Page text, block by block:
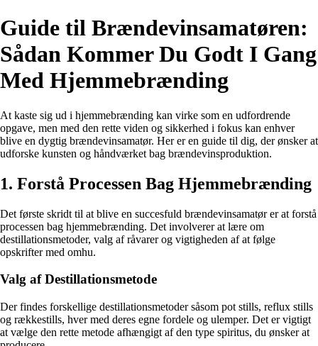
Guide til Brændevinsamatøren:
Sådan Kommer Du Godt I Gang
Med Hjemmebrænding
At kaste sig ud i hjemmebrænding kan virke som en udfordrende
opgave, men med den rette viden og sikkerhed i fokus kan enhver
blive en dygtig brændevinsamatør. Her er en guide til dig, der ønsker at
udforske kunsten og håndværket bag brændevinsproduktion.
1. Forstå Processen Bag Hjemmebrænding
Det første skridt til at blive en succesfuld brændevinsamatør er at forstå
processen bag hjemmebrænding. Det involverer at lære om
destillationsmetoder, valg af råvarer og vigtigheden af at følge
opskrifter med omhu.
Valg af Destillationsmetode
Der findes forskellige destillationsmetoder såsom pot stills, reflux stills
og rækkestills, hver med deres egne fordele og ulemper. Det er vigtigt
at vælge den rette metode afhængigt af den type spiritus, du ønsker at